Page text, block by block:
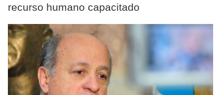
recurso humano capacitado